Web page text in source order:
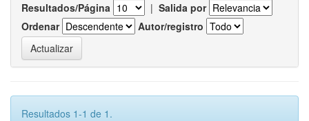
Resultados/Página | Salida por
Ordenar
Autor/registro
Resultados 1-1 de 1.